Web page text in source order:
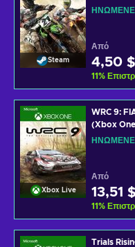
Steam
STATES
Από
4,50 $
11%
Xbox Live
WRC 9:
(Xbox
STATES
Από
13,51 $
11%
Trials